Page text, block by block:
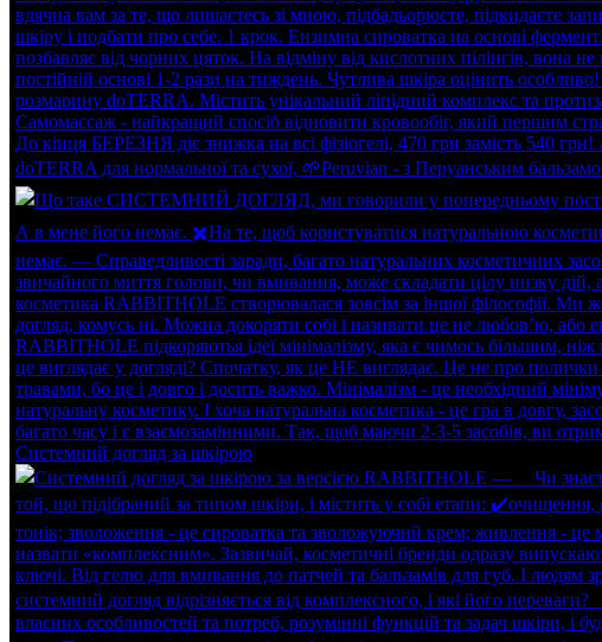
Системний догляд за шкірою